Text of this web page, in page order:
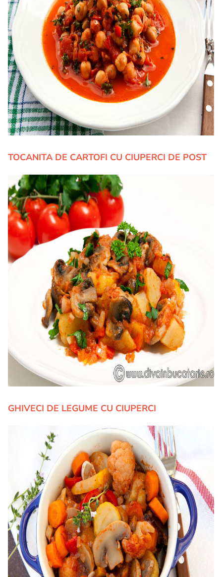
TOCANITA DE CARTOFI CU CIUPERCI DE POST
GHIVECI DE LEGUME CU CIUPERCI